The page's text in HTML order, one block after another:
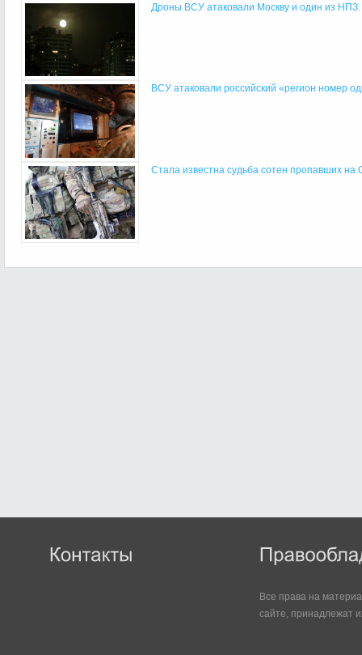
Дроны ВСУ атаковали Москву и один из
ВСУ атаковали российский «регион номер
Стала известна судьба сотен пропавших на
Все права на
сайте, принадлежат